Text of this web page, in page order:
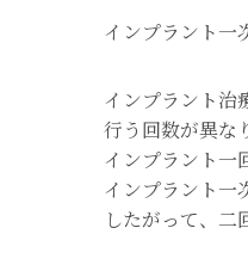
インプラント一
インプラント治
行う回数が異な
インプラント一
インプラント一
したがって、二